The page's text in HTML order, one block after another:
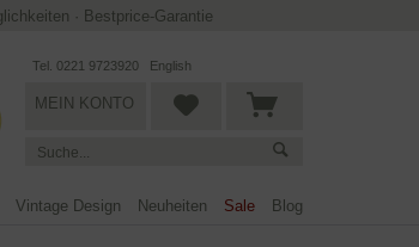
· Bestprice-Garantie
Tel. 0221 9723920 English
MEIN KONTO
Vintage Design Neuheiten Sale Blog